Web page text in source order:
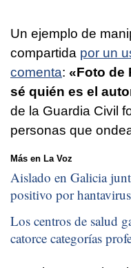
Un ejemplo de
compartida por un
comenta: «Foto de
sé quién es el
de la Guardia Civil
personas que
Más en La Voz
Aislado en Galicia
positivo por hantavirus
Los centros de salud
catorce categorías